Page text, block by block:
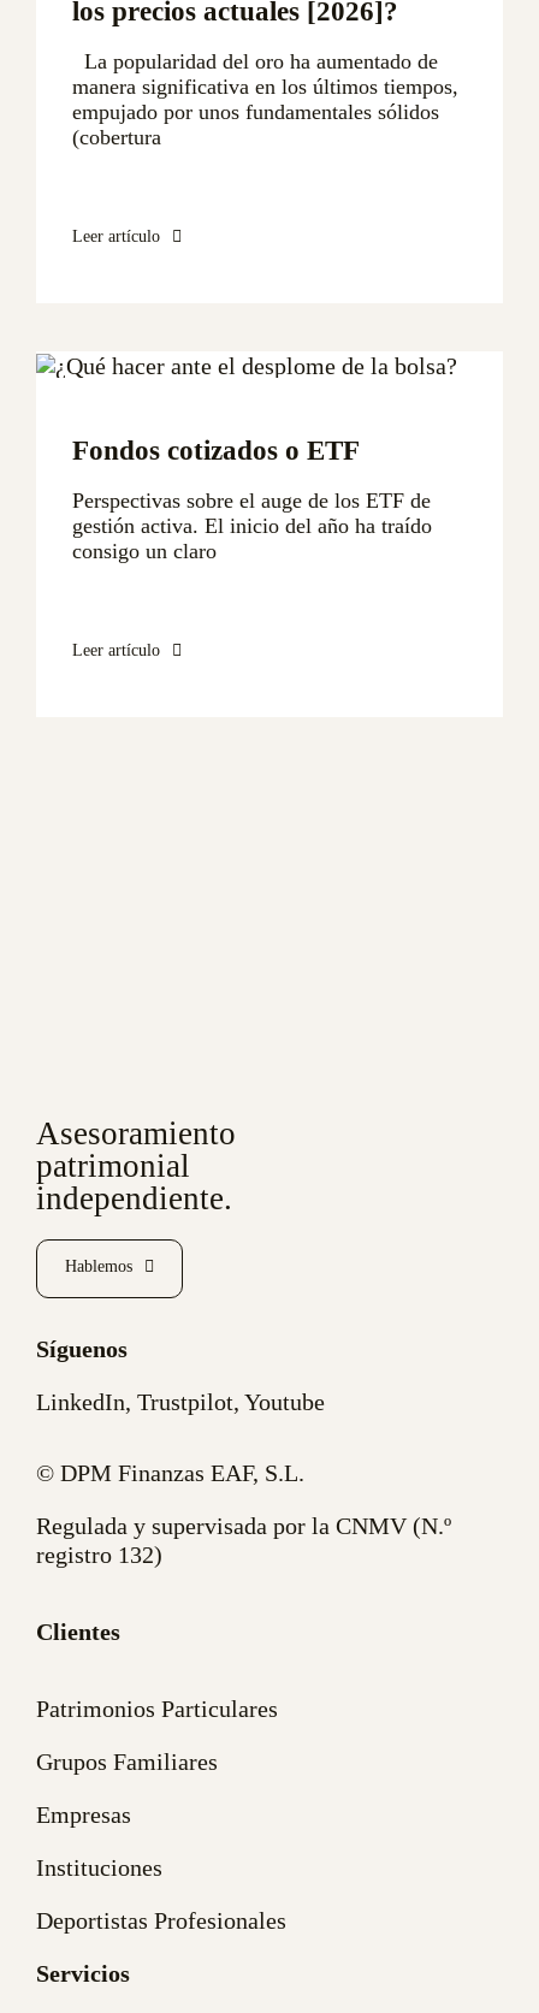
los precios actuales [2026]?
La popularidad del oro ha aumentado de
manera significativa en los últimos tiempos,
empujado por unos fundamentales sólidos
(cobertura
Leer artículo
Fondos cotizados o ETF
Perspectivas sobre el auge de los ETF de
gestión activa. El inicio del año ha traído
consigo un claro
Leer artículo
Asesoramiento
patrimonial
independiente.
Hablemos
Síguenos
LinkedIn, Trustpilot, Youtube
© DPM Finanzas EAF, S.L.
Regulada y supervisada por la CNMV (N.º
registro 132)
Clientes
Patrimonios Particulares
Grupos Familiares
Empresas
Instituciones
Deportistas Profesionales
Servicios